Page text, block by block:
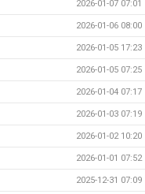
2026-01-07 07:01
2026-01-06 08:00
2026-01-05 17:23
2026-01-05 07:25
2026-01-04 07:17
2026-01-03 07:19
2026-01-02 10:20
2026-01-01 07:52
2025-12-31 07:09